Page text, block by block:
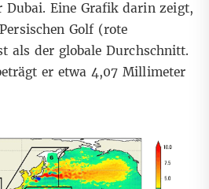
Dubai. Eine Grafik darin zeigt,
Golf (rote
als der globale Durchschnitt.
er etwa 4,07 Millimeter